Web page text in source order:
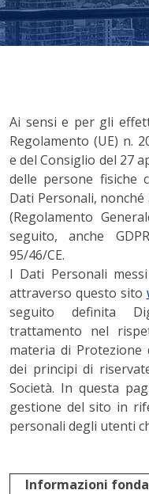
Ai sensi e per gli
Regolamento (UE) n.
e del Consiglio del 27
delle persone fisiche
Dati Personali,
(Regolamento
seguito, anche
95/46/CE.
I Dati Personali
attraverso questo sito
seguito definita
trattamento nel
materia di Protezione
dei principi di
Società. In questa
gestione del sito in
personali degli utenti
Informazioni